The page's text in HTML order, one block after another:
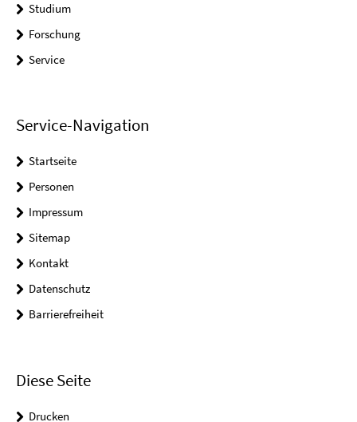
Studium
Forschung
Service
Service-Navigation
Startseite
Personen
Impressum
Sitemap
Kontakt
Datenschutz
Barrierefreiheit
Diese Seite
Drucken